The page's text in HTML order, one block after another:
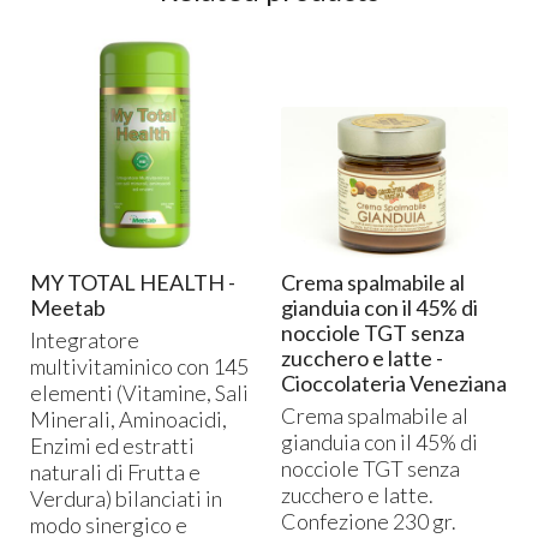
MY TOTAL HEALTH -
Meetab
Integratore
multivitaminico con 145
elementi (Vitamine, Sali
Minerali, Aminoacidi,
Enzimi ed estratti
naturali di Frutta e
Verdura) bilanciati in
modo sinergico e
Crema spalmabile al
gianduia con il 45% di
nocciole TGT senza
zucchero e latte -
Cioccolateria Veneziana
Crema spalmabile al
gianduia con il 45% di
noccioleTGTsenza
zucchero e latte.
Confezione 230 gr.